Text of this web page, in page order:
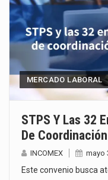
MERCADO LABORAL
STPS Y Las 32
De
INCOMEX mayo
Este convenio busca